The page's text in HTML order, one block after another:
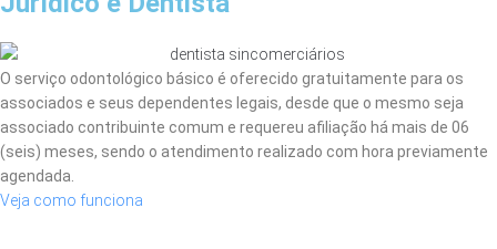
O serviço odontológico básico é oferecido gratuitamente para os
associados e seus dependentes legais, desde que o mesmo seja
associado contribuinte comum e requereu afiliação há mais de 06
(seis) meses, sendo o atendimento realizado com hora previamente
agendada.
Veja como funciona